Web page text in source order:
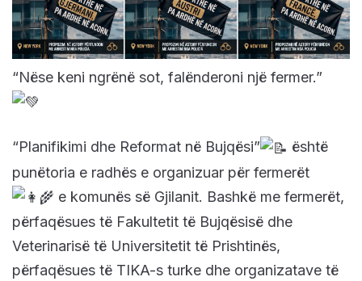
“Nëse keni ngrënë sot, falënderoni një fermer.”
“Planifikimi dhe Reformat në Bujqësi”
është
punëtoria e radhës e organizuar për fermerët
e komunës së Gjilanit. Bashkë me fermerët,
përfaqësues të Fakultetit të Bujqësisë dhe
Veterinarisë të Universitetit të Prishtinës,
përfaqësues të TIKA-s turke dhe organizatave të